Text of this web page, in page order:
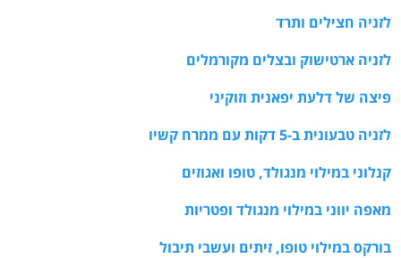
לזניה חצילים ותרד
לזניה ארטישוק ובצלים מקורמלים
פיצה של דלעת יפאנית וזוקיני
לזניה טבעונית ב-5 דקות עם ממרח קשיו
קנלוני במילוי מנגולד, טופו ואגוזים
מאפה יווני במילוי מנגולד ופטריות
בורקס במילוי טופו, זיתים ועשבי תיבול